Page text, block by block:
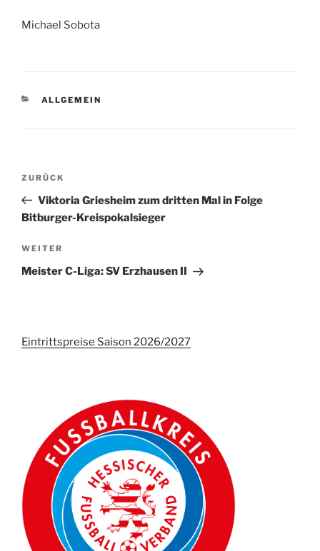
Michael Sobota
KATEGORIEN
ALLGEMEIN
Beitrags-
Vorheriger
Beitrag
ZURÜCK
Viktoria Griesheim zum dritten Mal in Folge
Bitburger-Kreispokalsieger
Nächster
Beitrag
WEITER
Meister C-Liga: SV Erzhausen II
Eintrittspreise Saison 2026/2027